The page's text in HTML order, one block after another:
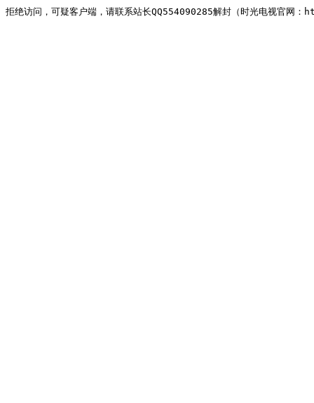
拒绝访问，可疑客户端，请联系站长QQ554090285解封（时光电视官